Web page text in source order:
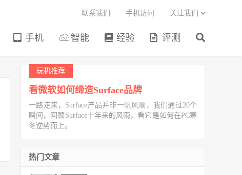
手机 智能 经验 评测
联系我们 手机访问 关注我们
玩机推荐
看微软如何缔造Surface品牌
一路走来，Surface产品并非一帆风顺，我们通过20个
瞬间，回顾Surface十年来的风雨，看它是如何在PC寒
冬逆势而上。
热门文章